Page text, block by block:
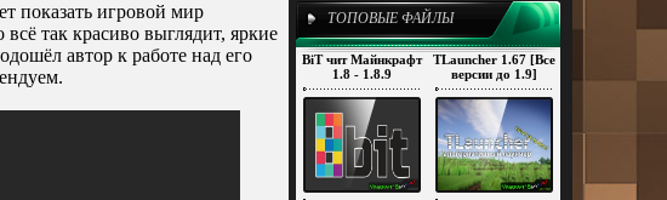
ТОПОВЫЕ ФАЙЛЫ
BiT чит Майнкрафт
1.8 - 1.8.9
TLauncher 1.67 [Все
версии до 1.9]
показать игровой мир
так красиво выглядит, яркие
автор к работе над его